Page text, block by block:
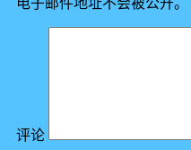
电子邮件地址不会被公开。
评论